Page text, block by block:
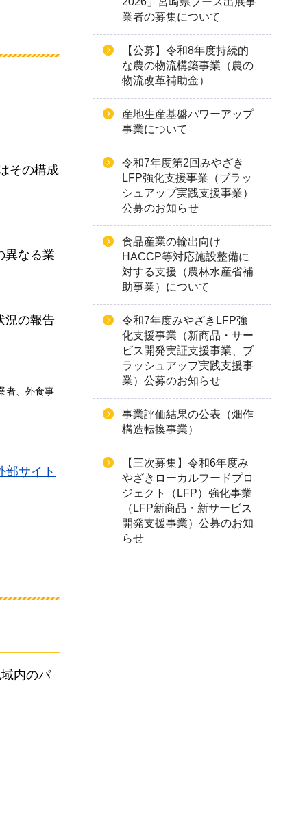
その構成
異なる業
況の報告
者、外食事
部サイト
内のパ
業者の募集について
【公募】令和8年度持続的
な農の物流構築事業（農の
物流改革補助金）
産地生産基盤パワーアップ
事業について
令和7年度第2回みやざき
LFP強化支援事業（ブラッ
シュアップ実践支援事業）
公募のお知らせ
食品産業の輸出向け
HACCP等対応施設整備に
対する支援（農林水産省補
助事業）について
令和7年度みやざきLFP強
化支援事業（新商品・サー
ビス開発実証支援事業、ブ
ラッシュアップ実践支援事
業）公募のお知らせ
事業評価結果の公表（畑作
構造転換事業）
【三次募集】令和6年度み
やざきローカルフードプロ
ジェクト（LFP）強化事業
（LFP新商品・新サービス
開発支援事業）公募のお知
らせ